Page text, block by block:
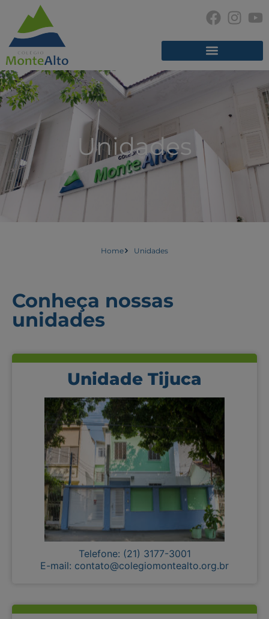
Unidades
Home Unidades
Conheça nossas
unidades
Unidade Tijuca
Telefone: (21) 3177-3001
E-mail: contato@colegiomontealto.org.br